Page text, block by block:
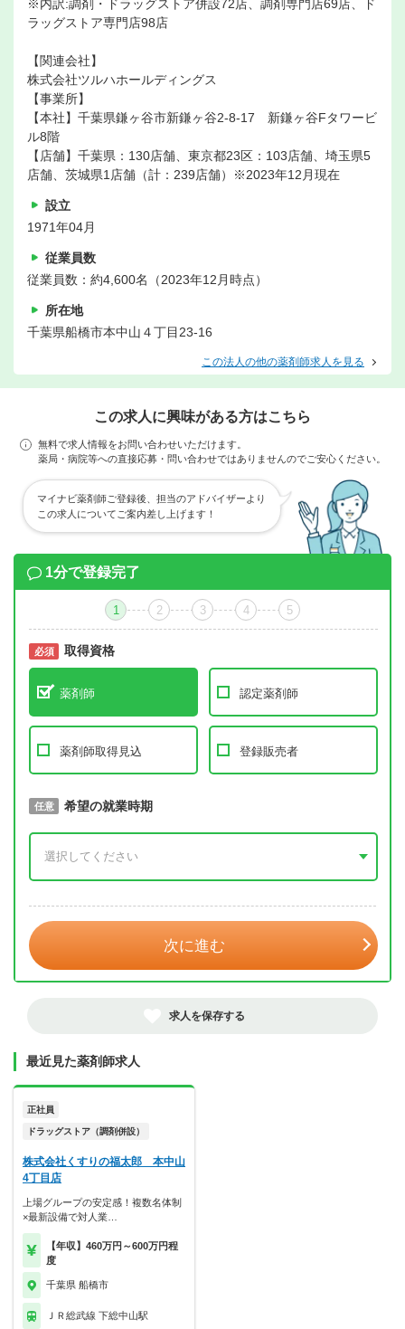
※内訳:調剤・ドラッグストア併設72店、調剤専門店69店、ド
ラッグストア専門店98店
【関連会社】
株式会社ツルハホールディングス
【事業所】
【本社】千葉県鎌ヶ谷市新鎌ヶ谷2-8-17 新鎌ヶ谷Fタワービ
ル8階
【店舗】千葉県：130店舗、東京都23区：103店舗、埼玉県5
店舗、茨城県1店舗（計：239店舗）※2023年12月現在
設立
1971年04月
従業員数
従業員数：約4,600名（2023年12月時点）
所在地
千葉県船橋市本中山４丁目23-16
この法人の他の薬剤師求人を見る
この求人に興味がある方はこちら
無料で求人情報をお問い合わせいただけます。
薬局・病院等への直接応募・問い合わせではありませんのでご安心ください。
マイナビ薬剤師ご登録後、担当のアドバイザーより
この求人についてご案内差し上げます！
1分で登録完了
1 2 3 4 5
必須 取得資格
薬剤師 認定薬剤師
薬剤師取得見込 登録販売者
必須 取得予定年
任意 希望の就業時期
次に進む
求人を保存する
最近見た薬剤師求人
正社員
ドラッグストア（調剤併設）
株式会社くすりの福太郎 本中山
4丁目店
上場グループの安定感！複数名体制
×最新設備で対人業…
【年収】460万円～600万円程
度
千葉県 船橋市
ＪＲ総武線 下総中山駅